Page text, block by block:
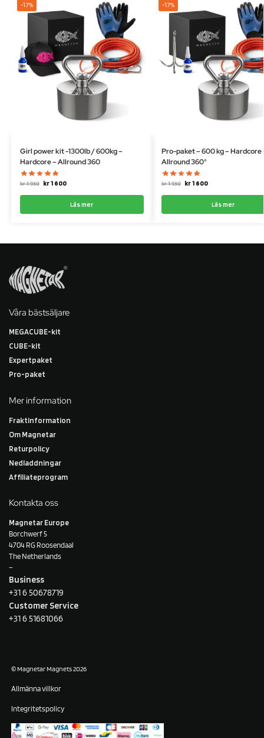
-17%
Girl power kit -1300lb / 600kg –
Hardcore – Allround 360
kr1 930 kr1 600
Läs mer
-17%
Pro-paket – 600 kg – Hardcore
Allround 360°
kr1 930 kr1 600
Läs mer
Våra bästsäljare
MEGACUBE-kit
CUBE-kit
Expertpaket
Pro-paket
Mer information
Fraktinformation
Om Magnetar
Returpolicy
Nedladdningar
Affiliateprogram
Kontakta oss
Magnetar Europe
Borchwerf 5
4704 RG Roosendaal
The Netherlands
–
Business
+31 6 50678719
Customer Service
+31 6 51681066
© Magnetar Magnets 2026
Allmänna villkor
Integritetspolicy